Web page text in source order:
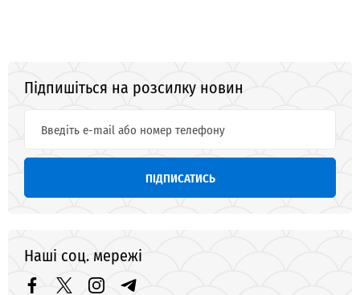
Підпишіться на розсилку новин
ПІДПИСАТИСЬ
Наші соц. мережі